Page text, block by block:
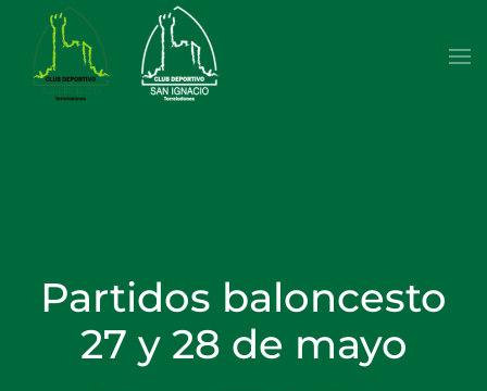
Skip to main content
Partidos baloncesto
27 y 28 de mayo